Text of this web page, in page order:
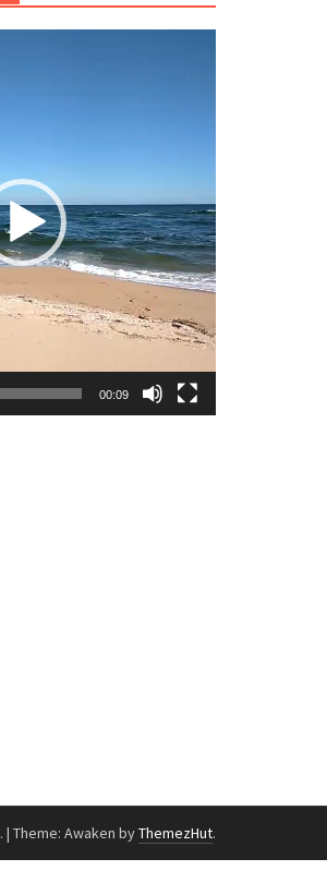
00:09
. | Theme: Awaken byThemezHut.